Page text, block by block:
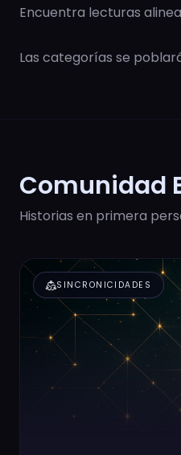
Encuentra lecturas
Las categorías se
Comunidad
Historias en primera
diversity_2SINCRONICIDADES